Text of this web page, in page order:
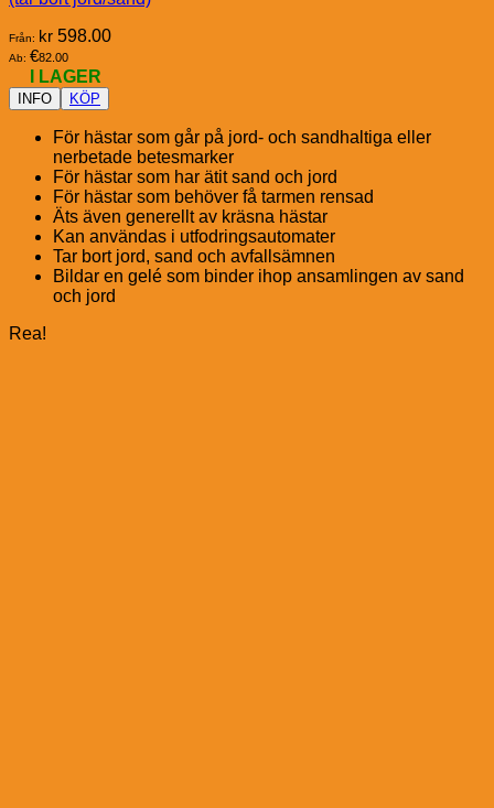
Från: kr 598.00
Ab: €82.00
I LAGER
INFO KÖP
För hästar som går på jord- och sandhaltiga eller
nerbetade betesmarker
För hästar som har ätit sand och jord
För hästar som behöver få tarmen rensad
Äts även generellt av kräsna hästar
Kan användas i utfodringsautomater
Tar bort jord, sand och avfallsämnen
Bildar en gelé som binder ihop ansamlingen av sand
och jord
Rea!